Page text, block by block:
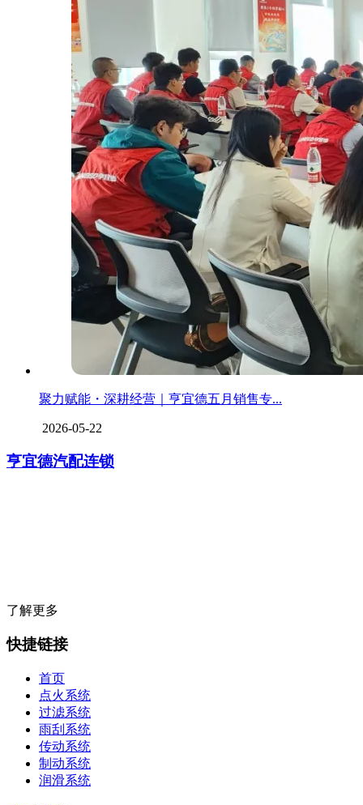
聚力赋能・深耕经营｜亨宜德五月销售专...
2026-05-22
亨宜德汽配连锁
了解更多
快捷链接
首页
点火系统
过滤系统
雨刮系统
传动系统
制动系统
润滑系统